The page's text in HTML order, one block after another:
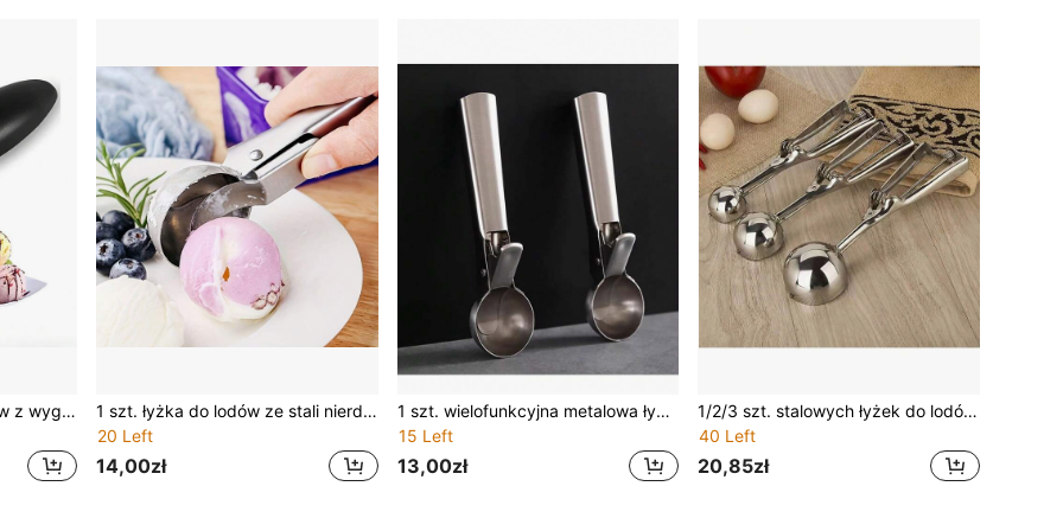
Wytrzymała łyżka do lodów z wygodną rączką – profesjonalna łyżka do lodów, odpowiednia do lodów, galaretki, sorbetu, ciasta na ciasteczka, melona, mrożonego jogurtu – metalowe narzędzie kuchenne do mycia w zmywarce
1 szt. łyżka do lodów ze stali nierdzewnej z mechanizmem sprężynowym, kreatywna łyżka do kulek owocowych, trwały wydrążacz do melonów, idealna do nakładania lodów, arbuza, melona i papai, wielofunkcyjna kuchenna łyżka do przygotowania deserów i owoców
20 Left
14,00zł
1 szt. wielofunkcyjna metalowa łyżka do lodów ze stali nierdzewnej, nieprzywierająca, do nakładania i formowania, odpowiednia do deserów, lodów i półmisków z owocami, na rodzinne kolacje, odporna na rdzę i łatwa do czyszczenia, idealna na Dzień Ojca
15 Left
13,00zł
1/2/3 szt. stalowych łyżek do lodów, łyżka do ciasta, łyżka do pieczenia ciastek, łyżka do lodów z wyzwalaczem, łyżka do pieczenia ciastek z owocami, mała/średnia/duża łyżka do babeczek
40 Left
20,85zł